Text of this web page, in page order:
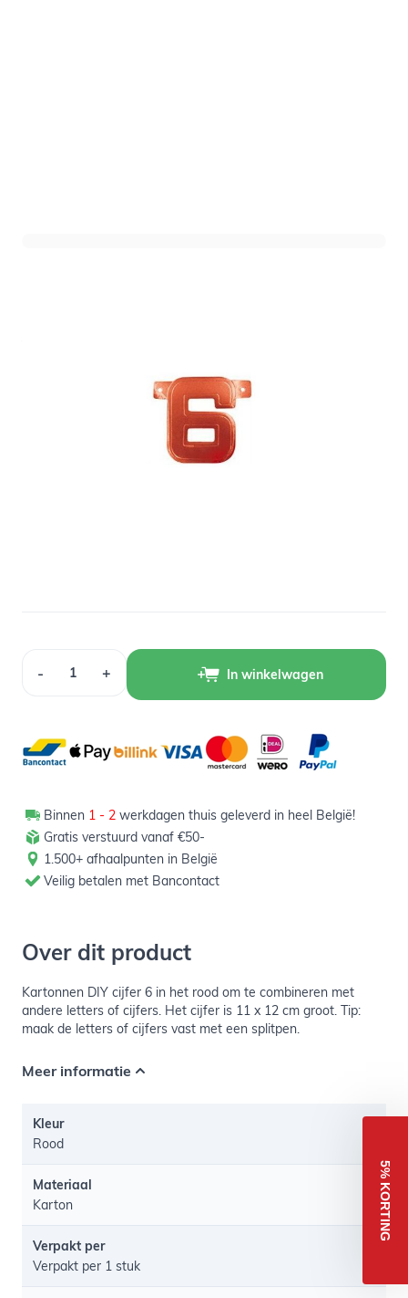
- + In winkelwagen
Binnen 1 - 2 werkdagen thuis geleverd in heel België!
Gratis verstuurd vanaf €50-
1.500+ afhaalpunten in België
Veilig betalen met Bancontact
Over dit product
Kartonnen DIY cijfer 6 in het rood om te combineren met
andere letters of cijfers. Het cijfer is 11 x 12 cm groot. Tip:
maak de letters of cijfers vast met een splitpen.
Meer informatie
Kleur
Rood
Materiaal
Karton
Verpakt per
Verpakt per 1 stuk
5% KORTING